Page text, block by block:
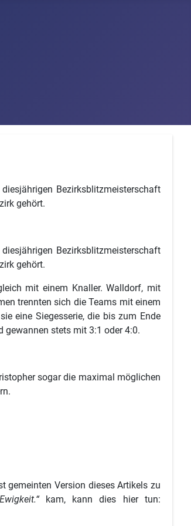
Bezirksblitzmeisterschaft
gehört.
Bezirksblitzmeisterschaft
gehört.
mit einem Knaller. Walldorf, mit
trennten sich die Teams mit einem
eine Siegesserie, die bis zum Ende
gewannen stets mit 3:1 oder 4:0.
sogar die maximal möglichen
gemeinten Version dieses Artikels zu
kam, kann dies hier tun: